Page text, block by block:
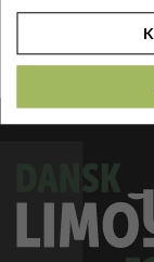
Læs hele artiklen fra
historienHER